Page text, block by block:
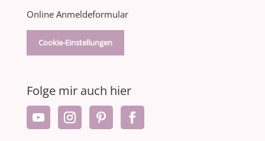
Online Anmeldeformular
Cookie-Einstellungen
Folge mir auch hier